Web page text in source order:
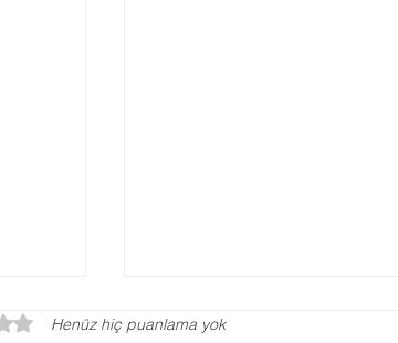
0 yıldız
Henüz hiç puanlama yok